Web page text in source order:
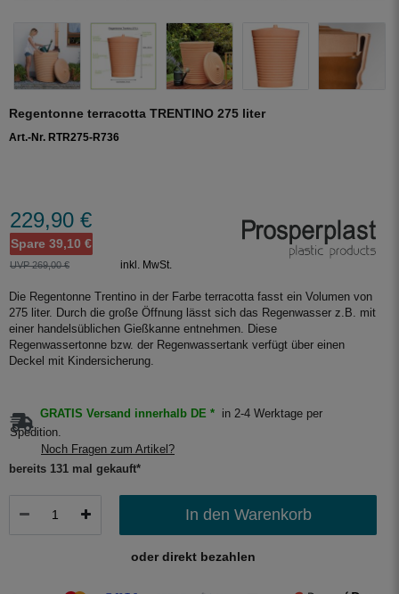
Regentonne terracotta TRENTINO 275 liter
Art.-Nr. RTR275-R736
229,90 €
Spare 39,10 €
UVP 269,00 € inkl. MwSt.
Die Regentonne Trentino in der Farbe terracotta fasst ein Volumen von
275 liter. Durch die große Öffnung lässt sich das Regenwasser z.B. mit
einer handelsüblichen Gießkanne entnehmen. Diese
Regenwassertonne bzw. der Regenwassertank verfügt über einen
Deckel mit Kindersicherung.
GRATIS Versand innerhalb DE *
in 2-4 Werktage per
Spedition.
Noch Fragen zum Artikel?
bereits 131 mal gekauft*
In den Warenkorb
oder direkt bezahlen